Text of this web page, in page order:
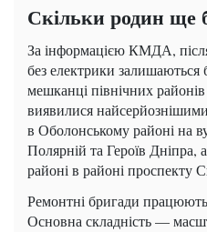
Скільки родин ще
За інформацією КМДА,
без електрики
мешканці північних
виявилися
в Оболонському районі на
Полярній та Героїв Дніпра,
районі в районі проспекту
Ремонтні бригади
Основна складність —